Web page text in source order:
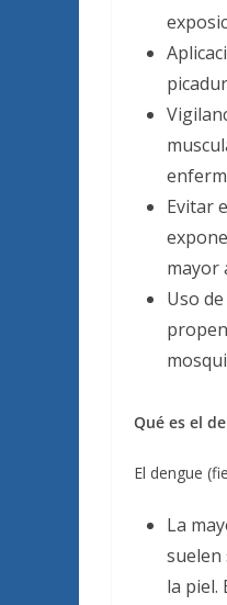
Evitar
mayor
Uso
Qué es el
El dengue
La
suelen
la piel.